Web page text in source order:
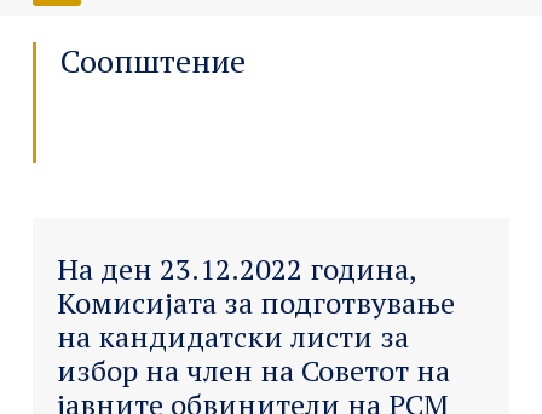
Соопштение
На ден 23.12.2022 година,
Комисијата за подготвување
на кандидатски листи за
избор на член на Советот на
јавните обвинители на РСМ